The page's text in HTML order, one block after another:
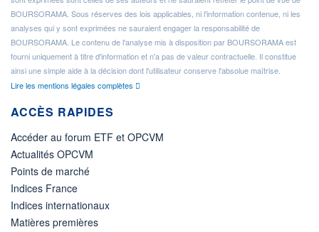
BOURSORAMA. Sous réserves des lois applicables, ni l'information contenue, ni les
analyses qui y sont exprimées ne sauraient engager la responsabilité de
BOURSORAMA. Le contenu de l'analyse mis à disposition par BOURSORAMA est
fourni uniquement à titre d'information et n'a pas de valeur contractuelle. Il constitue
ainsi une simple aide à la décision dont l'utilisateur conserve l'absolue maîtrise.
Lire les mentions légales complètes
ACCÈS RAPIDES
Accéder au forum ETF et OPCVM
Actualités OPCVM
Points de marché
Indices France
Indices internationaux
Matières premières